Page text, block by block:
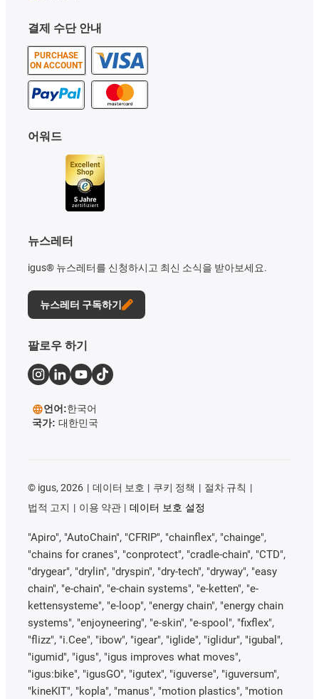
결제 수단 안내
PURCHASE
ON ACCOUNT
어워드
뉴스레터
igus® 뉴스레터를 신청하시고 최신 소식을 받아보세요.
뉴스레터 구독하기
팔로우 하기
언어:한국어
국가: 대한민국
© igus, 2026 데이터 보호 쿠키 정책
절차 규칙
법적 고지
이용 약관 데이터 보호 설정
"Apiro", "AutoChain", "CFRIP", "chainflex", "chainge",
"chains for cranes", "conprotect", "cradle-chain", "CTD",
"drygear", "drylin", "dryspin", "dry-tech", "dryway", "easy
chain", "e-chain", "e-chain systems", "e-ketten", "e-
kettensysteme", "e-loop", "energy chain", "energy chain
systems", "enjoyneering", "e-skin", "e-spool", "fixflex",
"flizz", "i.Cee", "ibow", "igear", "iglide", "iglidur", "igubal",
"igumid", "igus", "igus improves what moves",
"igus:bike", "igusGO", "igutex", "iguverse", "iguversum",
"kineKIT", "kopla", "manus", "motion plastics", "motion